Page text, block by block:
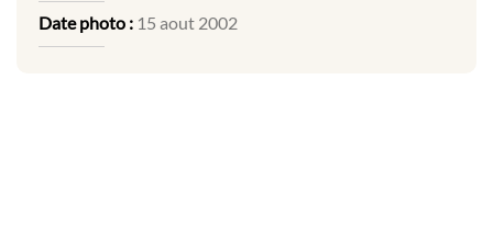
Date photo : 15 aout 2002